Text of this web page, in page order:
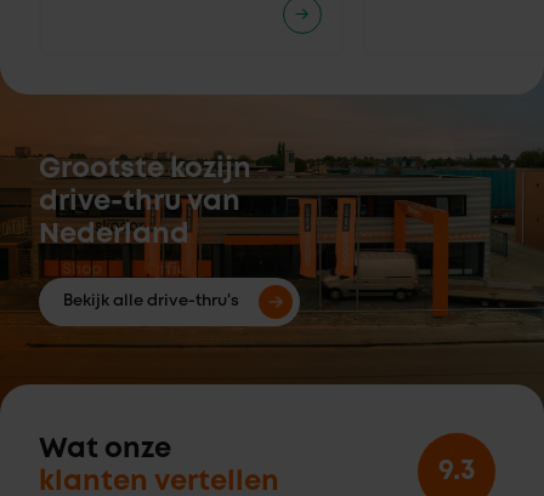
Grootste kozijn
drive-thru van
Nederland
Bekijk alle drive-thru's
Wat onze
klanten vertellen
9.3